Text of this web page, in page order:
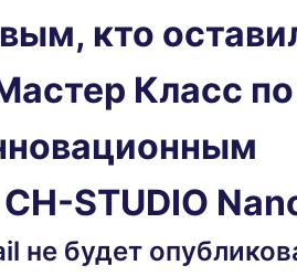
кто
Класс по
STUDIO
не будет